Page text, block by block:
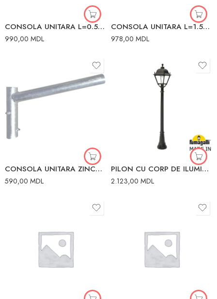
CONSOLA UNITARA L=0.5M D-60mm
990,00 MDL
CONSOLA UNITARA L=1.5M D.76/60mm GRI
978,00 MDL
CONSOLA UNITARA ZINCATA 0.5MX60MM
590,00 MDL
PILON CU CORP DE ILUMINAT 2.5M NEGRU TRANSP E27 A60 LED 8,5W 2,7-4-6,5K
2.123,00 MDL